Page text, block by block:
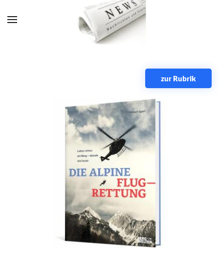
Zum Hauptinhalt springen
zur Rubrik